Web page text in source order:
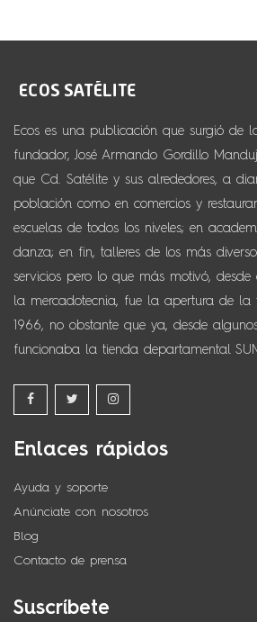
Ecos es una publicación que surgió de
fundador, José Armando Gordillo
que Cd. Satélite y sus alrededores, a
población como en comercios y
escuelas de todos los niveles; en
danza; en fin, talleres de los más
servicios pero lo que más motivó,
la mercadotecnia, fue la apertura de la
1966, no obstante que ya, desde
funcionaba la tienda departamental
Enlaces rápidos
Ayuda y soporte
Anúnciate con nosotros
Blog
Contacto de prensa
Suscríbete